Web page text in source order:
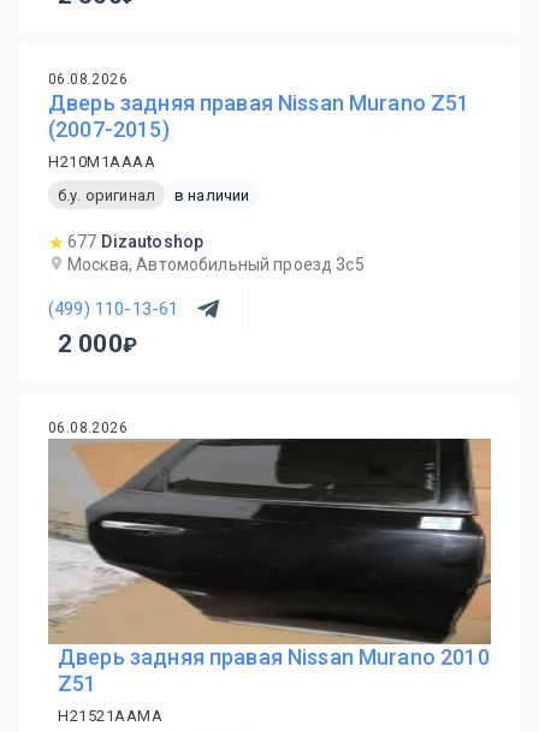
06.08.2026
Дверь задняя правая Nissan Murano Z51
(2007-2015)
H210M1AAAA
б.у. оригинал
в наличии
677 Dizautoshop
Москва, Автомобильный проезд 3с5
(499) 110-13-61
2 000
06.08.2026
Дверь задняя правая Nissan Murano 2010
Z51
H21521AAMA